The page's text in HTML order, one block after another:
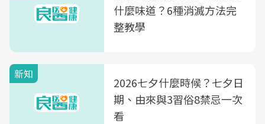
什麼味道？6種消滅方法完
整教學
新知
2026七夕什麼時候？七夕日
期、由來與3習俗8禁忌一次
看